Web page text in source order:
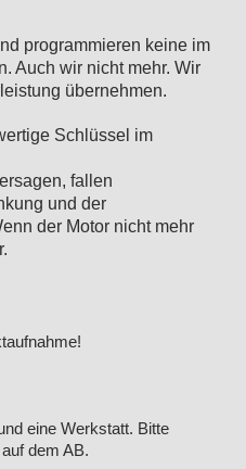
programmieren keine im
Auch wir nicht mehr. Wir
übernehmen.
Schlüssel im
fallen
und der
der Motor nicht mehr
eine Werkstatt. Bitte
dem AB.